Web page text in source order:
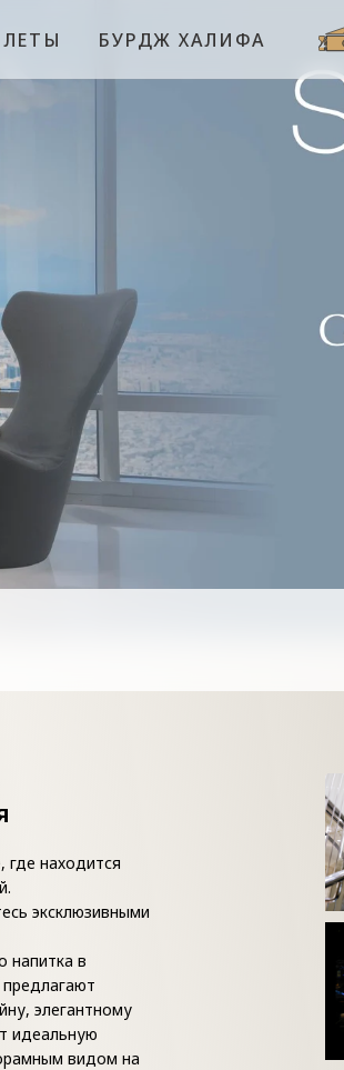
БУРДЖ ХАЛИФА
где находится
эксклюзивными
напитка в
элегантному
идеальную
видом на